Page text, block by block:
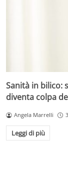
Sanità in bilico:
diventa colpa
Angela Marrelli
Leggi di più